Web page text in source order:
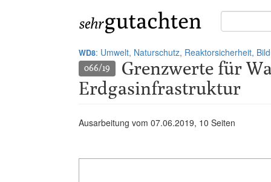
Suche
in
WD8: Umwelt, Naturschutz, Reaktorsicherheit,
066/19
Grenzwerte für
Erdgasinfrastruktur
Ausarbeitung vom 07.06.2019, 10 Seiten